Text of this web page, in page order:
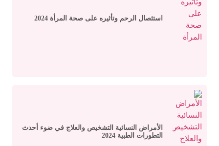
استئصال الرحم وتأثيره على صحة المرأة 2024
الأمراض النسائية التشخيص والعلاج في ضوء أحدث
التطورات الطبية 2024